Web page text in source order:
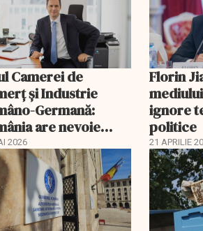
Camerei de
și Industrie
Germană:
are nevoie
de un nou
2026
Florin
ignore
politice
21 APRILIE